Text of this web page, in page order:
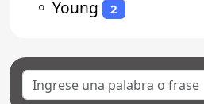
⚬ Young 2